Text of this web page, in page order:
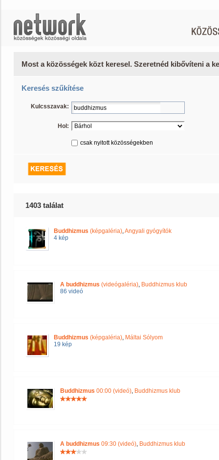
Most a közösségek közt keresel. Szeretnéd kibővíteni a
Keresés szűkítése
Kulcsszavak:
Hol:
csak nyitott közösségekben
1403 találat
Buddhizmus (képgaléria),Angyali gyógyítók
4 kép
A buddhizmus (videógaléria), Buddhizmus klub
86 videó
Buddhizmus (képgaléria), Máltai Sólyom
19 kép
Buddhizmus 00:00 (videó), Buddhizmus klub
A buddhizmus 09:30 (videó), Buddhizmus klub